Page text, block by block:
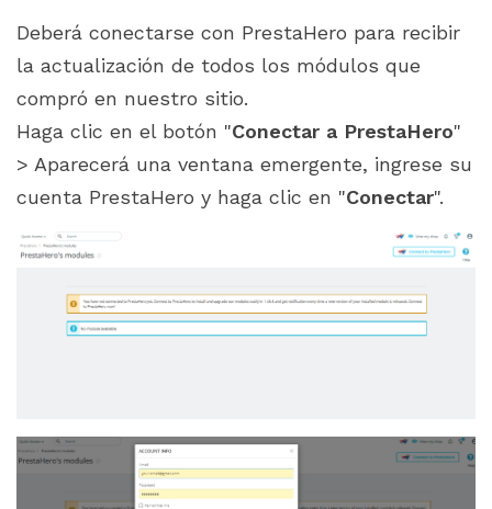
Deberá conectarse con PrestaHero para recibir
la actualización de todos los módulos que
compró en nuestro sitio.
Haga clic en el botón "Conectar a PrestaHero"
> Aparecerá una ventana emergente, ingrese su
cuenta PrestaHero y haga clic en "Conectar".